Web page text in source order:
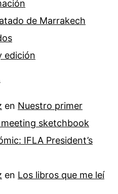
de Marrakech
edición
en Nuestro primer
meeting sketchbook
IFLA President’s
en Los libros que me leí